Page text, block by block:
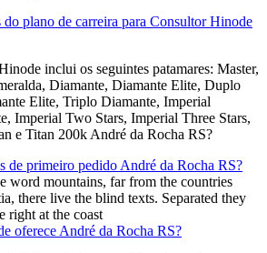
do plano de carreira para Consultor Hinode
inclui os seguintes patamares: Master,
Diamante, Diamante Elite, Duplo
Elite, Triplo Diamante, Imperial
Imperial Two Stars, Imperial Three Stars,
e Titan 200k André da Rocha RS?
de primeiro pedido André da Rocha RS?
word mountains, far from the countries
there live the blind texts. Separated they
right at the coast
oferece André da Rocha RS?